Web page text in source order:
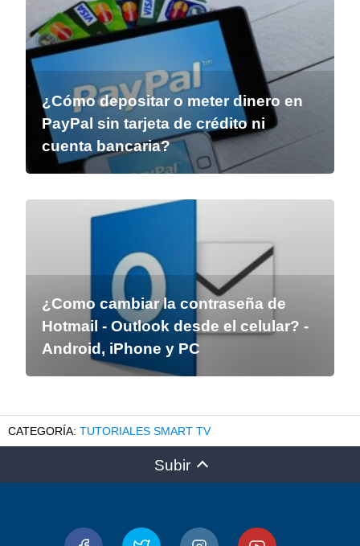
¿Cómo depositar o meter dinero en
PayPal sin tarjeta de crédito ni
cuenta bancaria?
¿Como cambiar la contraseña de
Hotmail - Outlook desde el celular? -
Android, iPhone y PC
TUTORIALES SMART TV
Subir